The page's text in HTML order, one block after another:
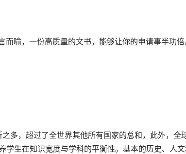
，一份高质量的文书，能够让你的申请事半功倍
，超过了全世界其他所有国家的总和，此外，全
学生在知识宽度与学科的平衡性。基本的历史、人